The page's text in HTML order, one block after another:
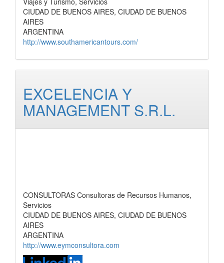
CIUDAD DE BUENOS AIRES, CIUDAD DE BUENOS
AIRES
ARGENTINA
http://www.southamericantours.com/
EXCELENCIA Y
MANAGEMENT S.R.L.
CONSULTORAS Consultoras de Recursos Humanos,
Servicios
CIUDAD DE BUENOS AIRES, CIUDAD DE BUENOS
AIRES
ARGENTINA
http://www.eymconsultora.com